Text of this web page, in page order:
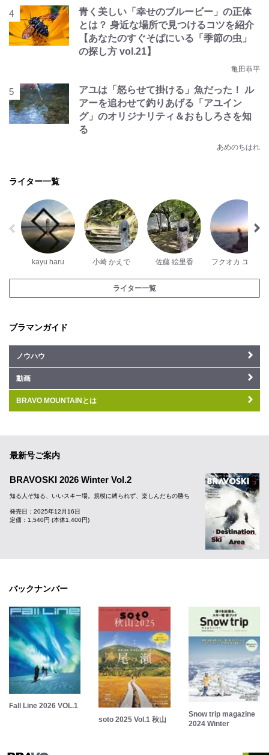
青く美しい「幸せのブルービー」の正体
とは？ 身近な場所で見つけるコツを紹介
【あなたのすぐそばにいる「季節の虫」
の探し方 vol.21】
亀田恭平
アユは「怒らせて掛ける」魚だった！ ル
アーを追わせて釣りあげる「アユイン
グ」のオリジナリティ＆おもしろさを知
る
あめのちはれ
ライター一覧
kayu haru 小崎 かえで 佐藤 絵里香 フクオカ ユウタ
ライター一覧
ブラマンガイド
ノウハウ
動画
BRAVO MOUNTAINとは
最新号ご案内
BRAVOSKI 2026 Winter Vol.2
知る人ぞ知る、いいスキー場。規模に縛られず、楽しんだもの勝ち
発売日：2025年12月16日
定価：1,540円 (本体1,400円)
バックナンバー
Fall Line 2026 VOL.1
soto 2025 Vol.1 秋山
Snow trip magazine
2024 Winter